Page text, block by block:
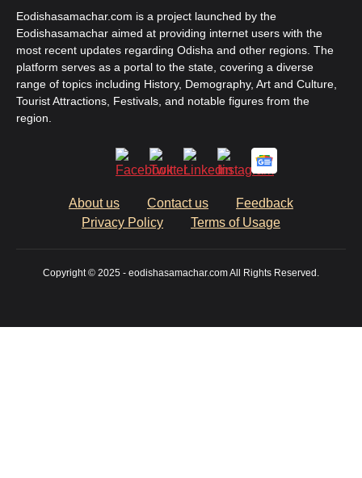
Eodishasamachar.com is a project launched by the
Eodishasamachar aimed at providing internet users with the
most recent updates regarding Odisha and other regions. The
platform serves as a portal to the state, covering a diverse
range of topics including History, Demography, Art and Culture,
Tourist Attractions, Festivals, and notable figures from the
region.
About us Contact us
Feedback
Privacy Policy
Terms of Usage
Copyright © 2025 - eodishasamachar.com All Rights Reserved.